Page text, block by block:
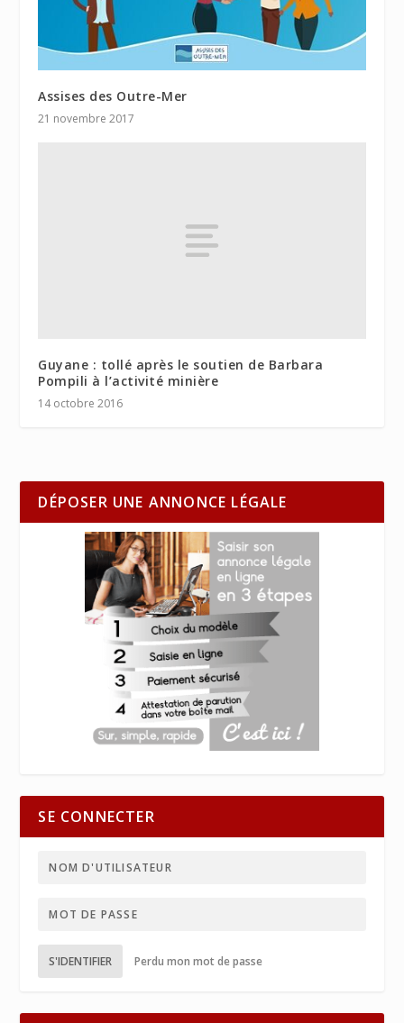
Assises des Outre-Mer
21 novembre 2017
Guyane : tollé après le soutien de Barbara
Pompili à l’activité minière
14 octobre 2016
DÉPOSER UNE ANNONCE LÉGALE
SE CONNECTER
S'IDENTIFIER Perdu mon mot de passe